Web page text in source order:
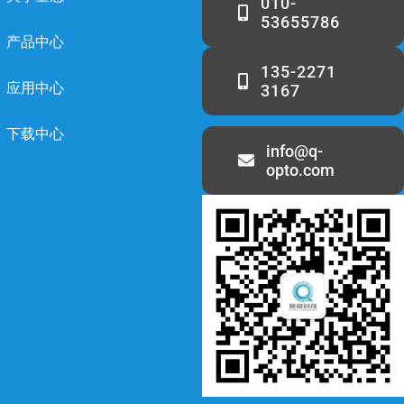
产品中心
应用中心
下载中心
53655786
135-2271
3167
info@q-
opto.com